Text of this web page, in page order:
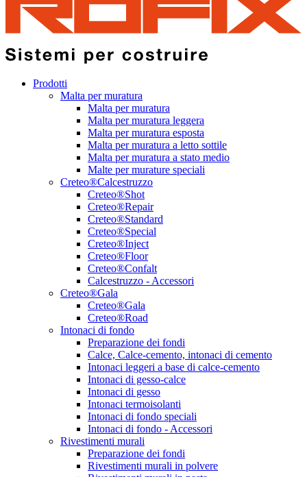
Prodotti
Malta per muratura
Malta per muratura
Malta per muratura leggera
Malta per muratura esposta
Malta per muratura a letto sottile
Malta per muratura a stato medio
Malte per murature speciali
Creteo®Calcestruzzo
Creteo®Shot
Creteo®Repair
Creteo®Standard
Creteo®Special
Creteo®Inject
Creteo®Floor
Creteo®Confalt
Calcestruzzo - Accessori
Creteo®Gala
Creteo®Gala
Creteo®Road
Intonaci di fondo
Preparazione dei fondi
Calce, Calce-cemento, intonaci di cemento
Intonaci leggeri a base di calce-cemento
Intonaci di gesso-calce
Intonaci di gesso
Intonaci termoisolanti
Intonaci di fondo speciali
Intonaci di fondo - Accessori
Rivestimenti murali
Preparazione dei fondi
Rivestimenti murali in polvere